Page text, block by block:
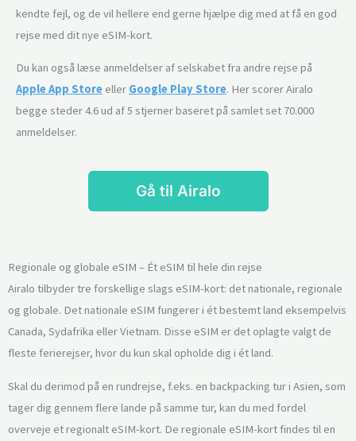
kendte fejl, og de vil hellere end gerne hjælpe dig med at få en god
rejse med dit nye eSIM-kort.
Du kan også læse anmeldelser af selskabet fra andre rejse på
Apple App Store eller Google Play Store. Her scorer Airalo
begge steder 4.6 ud af 5 stjerner baseret på samlet set 70.000
anmeldelser.
Gå til Airalo
Regionale og globale eSIM – Ét eSIM til hele din rejse
Airalo tilbyder tre forskellige slags eSIM-kort: det nationale, regionale
og globale. Det nationale eSIM fungerer i ét bestemt land eksempelvis
Canada, Sydafrika eller Vietnam. Disse eSIM er det oplagte valgt de
fleste ferierejser, hvor du kun skal opholde dig i ét land.
Skal du derimod på en rundrejse, f.eks. en backpacking tur i Asien, som
tager dig gennem flere lande på samme tur, kan du med fordel
overveje et regionalt eSIM-kort. De regionale eSIM-kort findes til en